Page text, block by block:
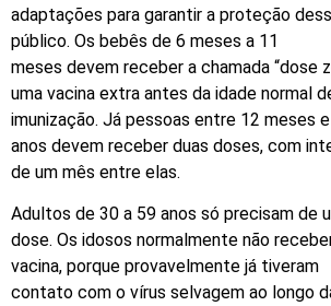
adaptações para garantir a proteção
público. Os bebês de 6 meses a 11
meses devem receber a chamada “dose
uma vacina extra antes da idade normal
imunização. Já pessoas entre 12 meses
anos devem receber duas doses, com
de um mês entre elas.
Adultos de 30 a 59 anos só precisam de
dose. Os idosos normalmente não
vacina, porque provavelmente já tiveram
contato com o vírus selvagem ao longo